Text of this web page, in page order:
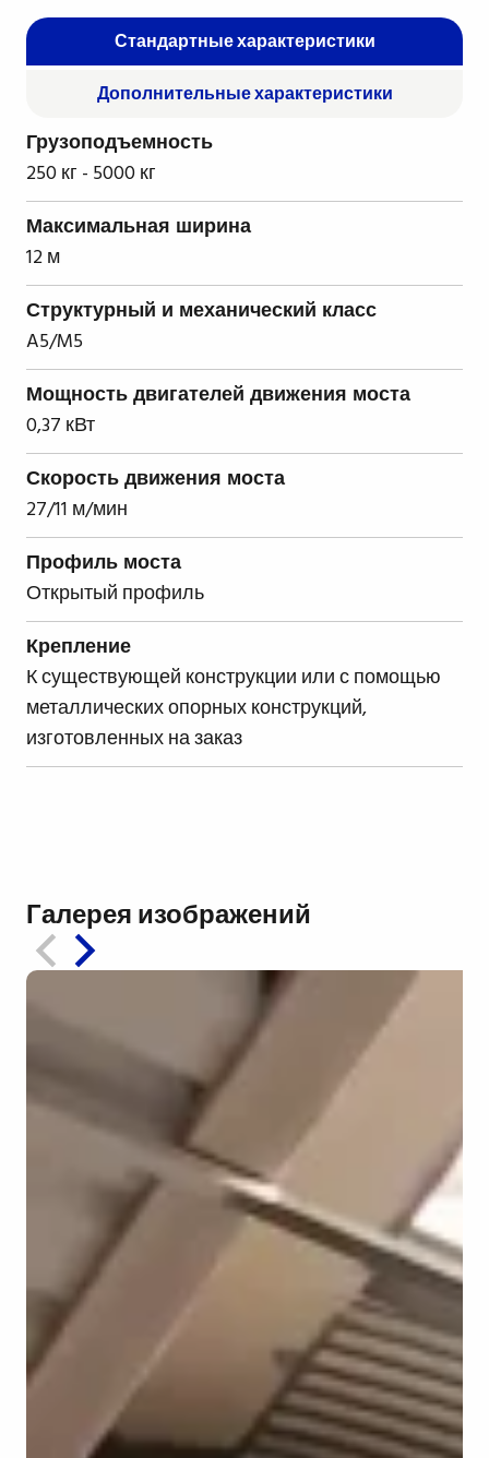
Стандартные характеристики
Дополнительные характеристики
Грузоподъемность
250 кг - 5000 кг
Максимальная ширина
12 м
Структурный и механический класс
A5/M5
Мощность двигателей движения моста
0,37 кВт
Скорость движения моста
27/11 м/мин
Профиль моста
Открытый профиль
Крепление
К существующей конструкции или с помощью
металлических опорных конструкций,
изготовленных на заказ
Галерея изображений